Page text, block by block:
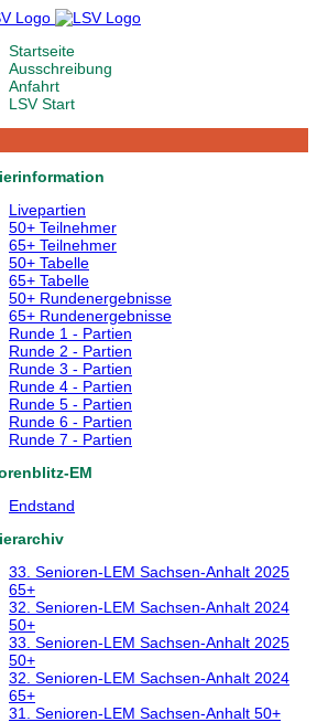
Startseite
Ausschreibung
Anfahrt
LSV Start
Livepartien
50+ Teilnehmer
65+ Teilnehmer
50+ Tabelle
65+ Tabelle
50+ Rundenergebnisse
65+ Rundenergebnisse
Runde 1 - Partien
Runde 2 - Partien
Runde 3 - Partien
Runde 4 - Partien
Runde 5 - Partien
Runde 6 - Partien
Runde 7 - Partien
EM
Endstand
33. Senioren-LEM Sachsen-Anhalt 2025
65+
32. Senioren-LEM Sachsen-Anhalt 2024
50+
33. Senioren-LEM Sachsen-Anhalt 2025
50+
32. Senioren-LEM Sachsen-Anhalt 2024
65+
31. Senioren-LEM Sachsen-Anhalt 50+